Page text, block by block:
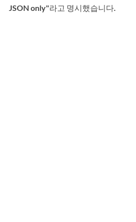
JSON only"라고 명시했습니다.